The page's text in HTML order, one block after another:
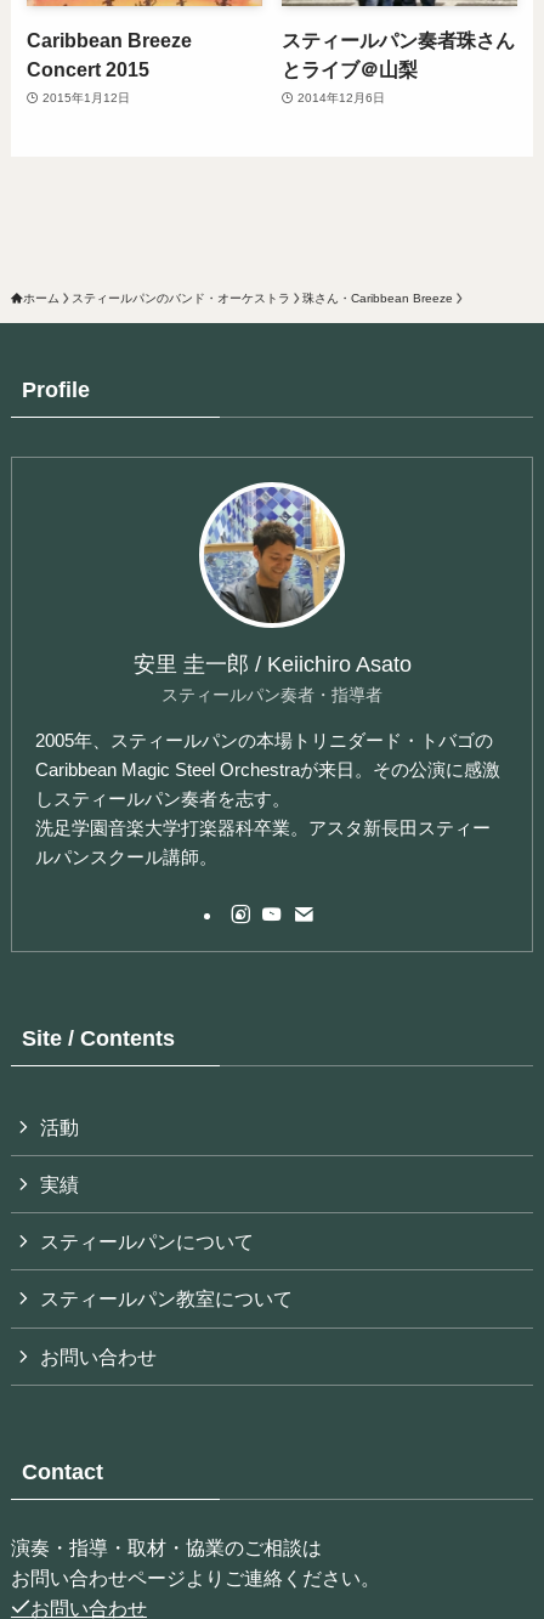
Caribbean Breeze
Concert 2015
2015年1月12日
スティールパン奏者珠さん
とライブ＠山梨
2014年12月6日
ホーム スティールパンのバンド・オーケストラ 珠さん・Caribbean Breeze
Profile
安里 圭一郎 / Keiichiro Asato
スティールパン奏者・指導者
2005年、スティールパンの本場トリニダード・トバゴの
Caribbean Magic Steel Orchestraが来日。その公演に感激
しスティールパン奏者を志す。
洗足学園音楽大学打楽器科卒業。アスタ新長田スティー
ルパンスクール講師。
Site / Contents
活動
実績
スティールパンについて
スティールパン教室について
お問い合わせ
Contact
演奏・指導・取材・協業のご相談は
お問い合わせページよりご連絡ください。
お問い合わせ